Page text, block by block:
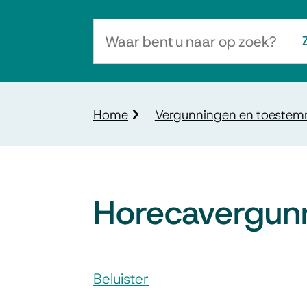
u
op
zoek?
Kruimelpad
Home Vergunningen en
Assistentie
Beluister